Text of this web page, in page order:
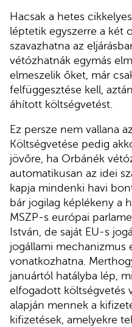
Hacsak a hetes
léptetik egyszerre a két
szavazhatna az
vétózhatnák egymás
elmeszelik őket, már
felfüggesztése kell,
áhított költségvetést.
Ez persze nem vallana
Költségvetése pedig
jövőre, ha Orbánék
automatikusan az idei
kapja mindenki havi
bár jogilag képlékeny a
MSZP-s európai
István, de saját EU-s
jogállami mechanizmus
vonatkozhatna.
januártól hatályba lép,
elfogadott költségvetés
alapján mennek a
kifizetések, amelyekre